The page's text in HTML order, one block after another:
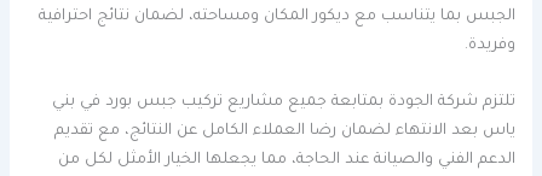
الجبس بما يتناسب مع ديكور المكان ومساحته، لضمان نتائج احترافية
وفريدة.
تلتزم شركة الجودة بمتابعة جميع مشاريع تركيب جبس بورد في بني
ياس بعد الانتهاء لضمان رضا العملاء الكامل عن النتائج، مع تقديم
الدعم الفني والصيانة عند الحاجة، مما يجعلها الخيار الأمثل لكل من